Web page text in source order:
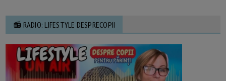
📻 RADIO: LIFESTYLE DESPRECOPII